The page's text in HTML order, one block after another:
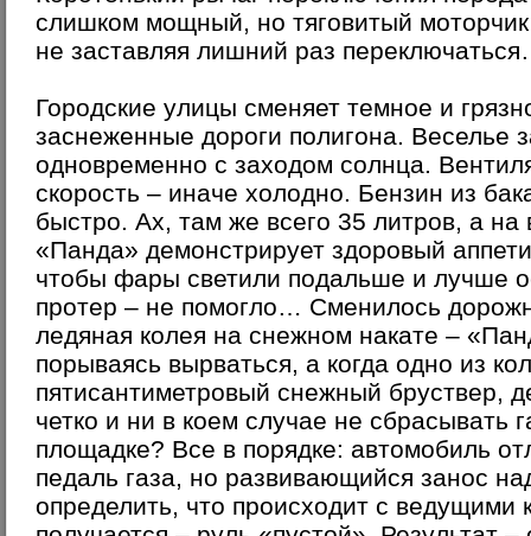
слишком мощный, но тяговитый
не заставляя лишний раз
Городские улицы сменяет темное и
заснеженные дороги полигона. Веселье
одновременно с заходом солнца.
скорость – иначе холодно. Бензин из
быстро. Ах, там же всего 35 литров, а на
«Панда» демонстрирует здоровый
чтобы фары светили подальше и лучше
протер – не помогло… Сменилось
ледяная колея на снежном накате –
порываясь вырваться, а когда одно из
пятисантиметровый снежный бруствер,
четко и ни в коем случае не сбрасывать
площадке? Все в порядке: автомобиль
педаль газа, но развивающийся занос
определить, что происходит с